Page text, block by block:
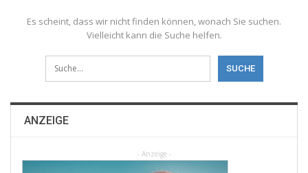
Es scheint, dass wir nicht finden können, wonach Sie suchen.
Vielleicht kann die Suche helfen.
ANZEIGE
- Anzeige -